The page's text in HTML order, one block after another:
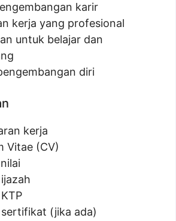
karir
kerja yang profesional
untuk belajar dan
diri
kerja
Vitae (CV)
(jika ada)